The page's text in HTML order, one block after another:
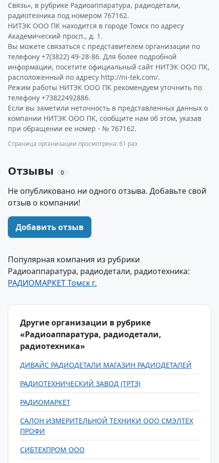
Связь», в рубрике Радиоаппаратура, радиодетали,
радиотехника под номером 767162.
НИТЭК ООО ПК находится в городе Томск по адресу
Академический просп., д. 1.
Вы можете связаться с представителем организации по
телефону +7(3822) 49-28-86. Для более подробной
информации, посетите официальный сайт НИТЭК ООО ПК,
расположенный по адресу http://ni-tek.com/.
Режим работы НИТЭК ООО ПК рекомендуем уточнить по
телефону +73822492886.
Если вы заметили неточность в представленных данных о
компании НИТЭК ООО ПК, сообщите нам об этом, указав
при обращении ее номер - № 767162.
Страница организации просмотрена: 61 раз
Отзывы 0
Не опубликовано ни одного отзыва. Добавьте свой
отзыв о компании!
Добавить отзыв
Популярная компания из рубрики
Радиоаппаратура, радиодетали, радиотехника:
РАДИОМАРКЕТ Томск г.
Другие организации в рубрике
«Радиоаппаратура, радиодетали,
радиотехника»
ДИВАЙС РАДИОДЕТАЛИ МАГАЗИН РАДИОДЕТАЛЕЙ
РАДИОТЕХНИЧЕСКИЙ ЗАВОД (ТРТЗ)
РАДИОМАРКЕТ
САЛОН ИЗМЕРИТЕЛЬНОЙ ТЕХНИКИ ООО СМЭЛТЕХ
ПРОФИ
СИБТЕХПРОМ ООО